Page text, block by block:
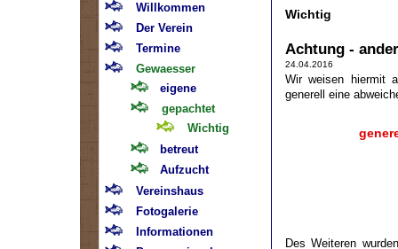
Willkommen
Der Verein
Termine
Gewaesser
eigene
gepachtet
Wichtig
betreut
Aufzucht
Vereinshaus
Fotogalerie
Informationen
Wichtig
Achtung -
24.04.2016
Wir weisen hiermit
generell eine
Des Weiteren